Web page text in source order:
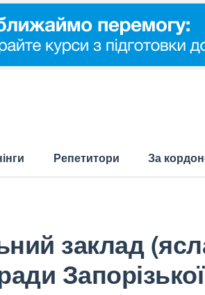
Репетитори За
заклад